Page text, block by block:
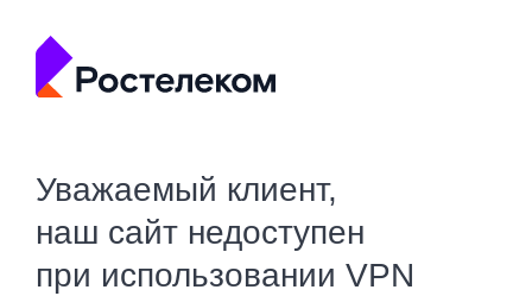
Уважаемый клиент,
наш сайт недоступен
при использовании VPN